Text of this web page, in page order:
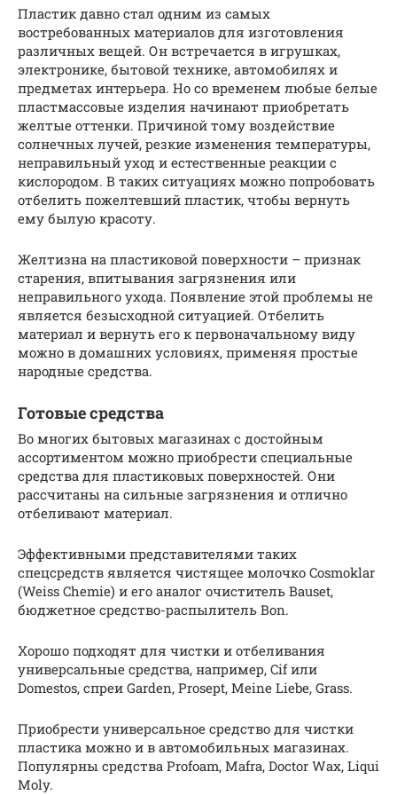
Пластик давно стал одним из самых
востребованных материалов для изготовления
различных вещей. Он встречается в игрушках,
электронике, бытовой технике, автомобилях и
предметах интерьера. Но со временем любые белые
пластмассовые изделия начинают приобретать
желтые оттенки. Причиной тому воздействие
солнечных лучей, резкие изменения температуры,
неправильный уход и естественные реакции с
кислородом. В таких ситуациях можно попробовать
отбелить пожелтевший пластик, чтобы вернуть
ему былую красоту.
Желтизна на пластиковой поверхности – признак
старения, впитывания загрязнения или
неправильного ухода. Появление этой проблемы не
является безысходной ситуацией. Отбелить
материал и вернуть его к первоначальному виду
можно в домашних условиях, применяя простые
народные средства.
Готовые средства
Во многих бытовых магазинах с достойным
ассортиментом можно приобрести специальные
средства для пластиковых поверхностей. Они
рассчитаны на сильные загрязнения и отлично
отбеливают материал.
Эффективными представителями таких
спецсредств является чистящее молочко Cosmoklar
(Weiss Chemie) и его аналог очиститель Bauset,
бюджетное средство-распылитель Bon.
Хорошо подходят для чистки и отбеливания
универсальные средства, например, Cif или
Domestos, спреи Garden, Prosept, Meine Liebe, Grass.
Приобрести универсальное средство для чистки
пластика можно и в автомобильных магазинах.
Популярны средства Profoam, Mafra, Doctor Wax, Liqui
Moly.